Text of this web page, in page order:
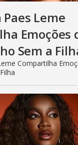
Leme
Emoções
Sem a
Compartilha